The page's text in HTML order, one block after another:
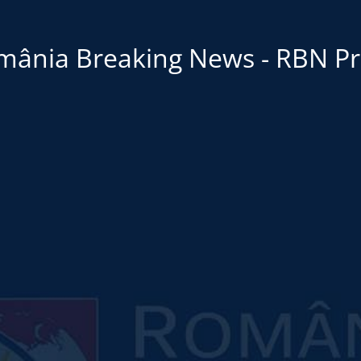
Breaking News - RBN